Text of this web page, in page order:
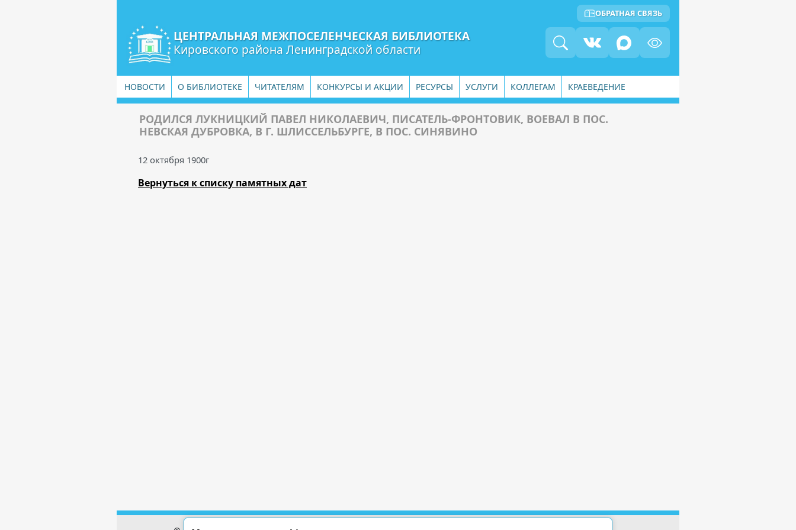
ЦЕНТРАЛЬНАЯ МЕЖПОСЕЛЕНЧЕСКАЯ БИБЛИОТЕКА
Кировского района Ленинградской области
ОБРАТНАЯ СВЯЗЬ
НОВОСТИ О БИБЛИОТЕКЕ ЧИТАТЕЛЯМ КОНКУРСЫ И АКЦИИ РЕСУРСЫ УСЛУГИ КОЛЛЕГАМ КРАЕВЕДЕНИЕ
РОДИЛСЯ ЛУКНИЦКИЙ ПАВЕЛ НИКОЛАЕВИЧ, ПИСАТЕЛЬ-ФРОНТОВИК, ВОЕВАЛ В ПОС.
НЕВСКАЯ ДУБРОВКА, В Г. ШЛИССЕЛЬБУРГЕ, В ПОС. СИНЯВИНО
12 октября 1900г
Вернуться к списку памятных дат